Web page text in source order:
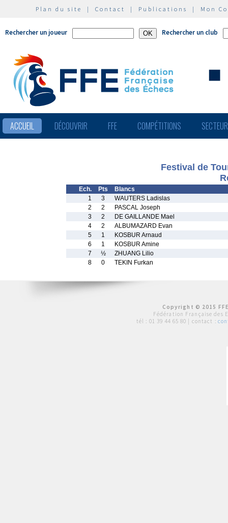
Plan du site | Contact | Publications | Mon
Rechercher un joueur Rechercher un club
ACCUEIL DÉCOUVRIR FFE COMPÉTITIONS
Festival de
Ech. Pts
Blancs
1
3
WAUTERS Ladislas
2
2
PASCAL Joseph
3
2
DE GAILLANDE Mael
4
2
ALBUMAZARD Evan
5
1
KOSBUR Arnaud
6
1
KOSBUR Amine
7
½
ZHUANG Lilio
8
0 TEKIN Furkan
Copyright © 2015
Fédération Française des
tél : 01 39 44 65 80 | contact :